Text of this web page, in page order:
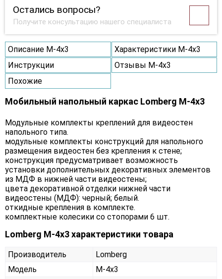
Остались вопросы?
Получите консультацию нашего специалиста
Описание M-4х3
Характеристики M-4х3
Инструкции
Отзывы M-4х3
Похожие
Мобильный напольный каркас Lomberg M-4х3
Модульные комплекты креплений для видеостен
напольного типа.
модульные комплекты конструкций для напольного
размещения видеостен без крепления к стене;
конструкция предусматривает возможность
установки дополнительных декоративных элементов
из МДФ в нижней части видеостены;
цвета декоративной отделки нижней части
видеостены (МДФ): черный; белый.
откидные крепления в комплекте.
комплектные колесики со стопорами 6 шт.
Lomberg M-4х3 характеристики товара
Производитель
Lomberg
Модель
M-4х3